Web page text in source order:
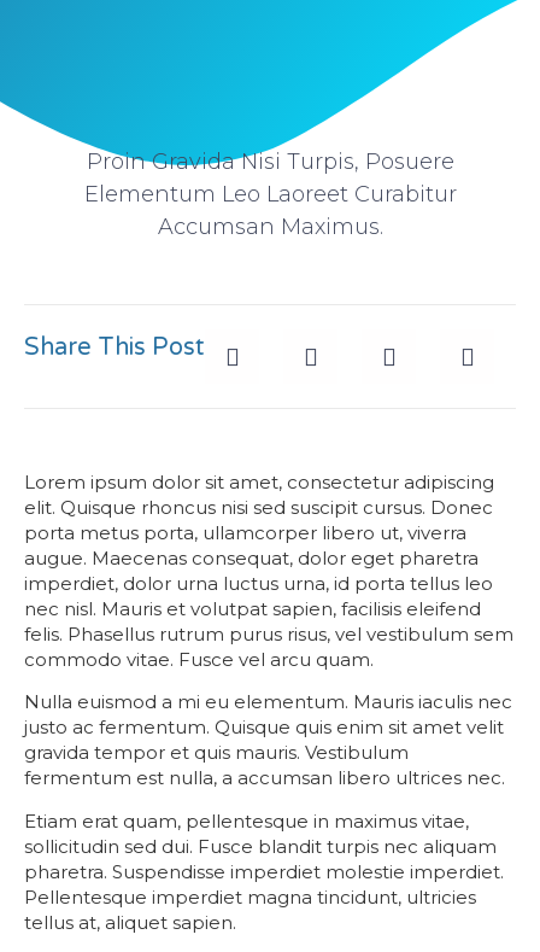
Proin Gravida Nisi Turpis, Posuere
Elementum Leo Laoreet Curabitur
Accumsan Maximus.
Share This Post
Lorem ipsum dolor sit amet, consectetur adipiscing
elit. Quisque rhoncus nisi sed suscipit cursus. Donec
porta metus porta, ullamcorper libero ut, viverra
augue. Maecenas consequat, dolor eget pharetra
imperdiet, dolor urna luctus urna, id porta tellus leo
nec nisl. Mauris et volutpat sapien, facilisis eleifend
felis. Phasellus rutrum purus risus, vel vestibulum sem
commodo vitae. Fusce vel arcu quam.
Nulla euismod a mi eu elementum. Mauris iaculis nec
justo ac fermentum. Quisque quis enim sit amet velit
gravida tempor et quis mauris. Vestibulum
fermentum est nulla, a accumsan libero ultrices nec.
Etiam erat quam, pellentesque in maximus vitae,
sollicitudin sed dui. Fusce blandit turpis nec aliquam
pharetra. Suspendisse imperdiet molestie imperdiet.
Pellentesque imperdiet magna tincidunt, ultricies
tellus at, aliquet sapien.